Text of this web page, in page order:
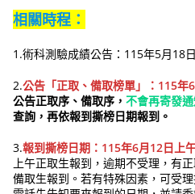
相關時程：
1.術科測驗成績公告：115年5月18日
2.公告「正取、備取榜單」：115年
公告正取序、備取序，不會再寄發
查詢，再依報到撕榜日期報到。
3.報到撕榜日期：115年6月12日上
上午正取生報到，逾期不受理，有
備取生報到。若有特殊因素，可受